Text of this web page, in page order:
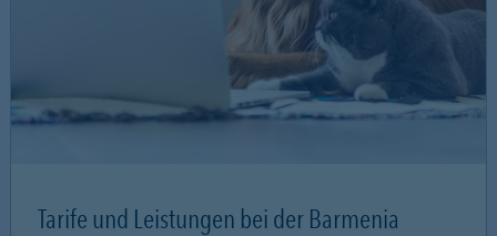
Tarife und Leistungen bei der Barmenia